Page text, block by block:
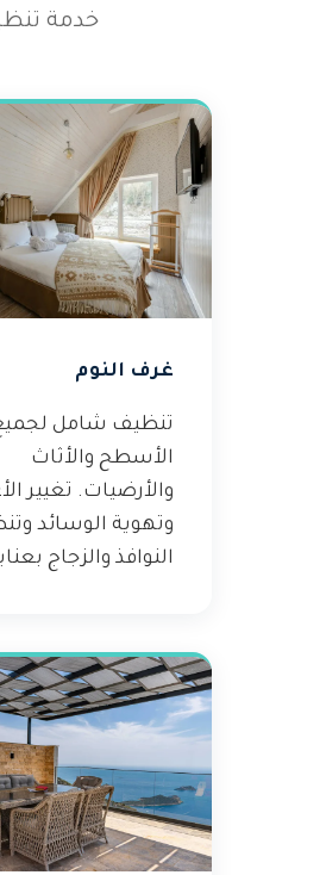
خدمة
غرف النوم
تنظيف شامل
الأسطح والأثاث
والأرضيات. تغيير
وتهوية الوسائد
النوافذ والزجاج